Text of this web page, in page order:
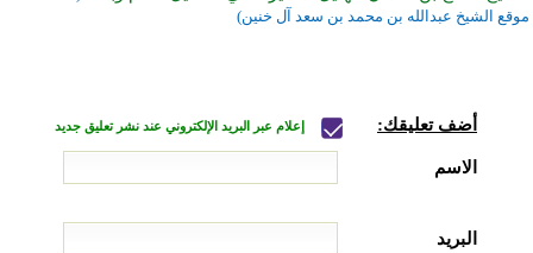
موقع الشيخ عبدالله بن محمد بن سعد آل خنين)
أضف تعليقك: إعلام عبر البريد الإلكتروني عند نشر تعليق جديد
الاسم
البريد